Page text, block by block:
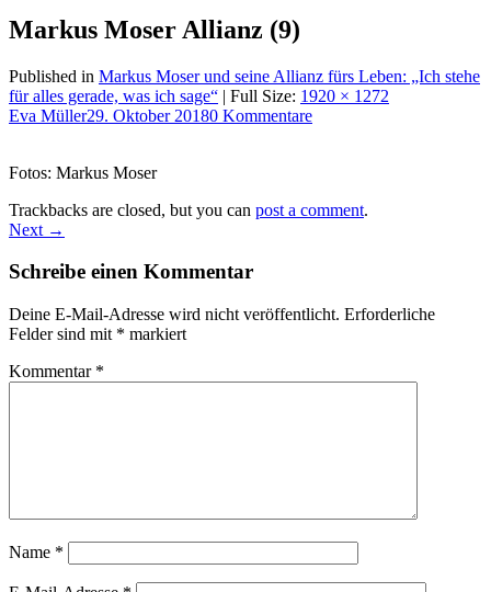
Markus Moser Allianz (9)
Published in Markus Moser und seine Allianz fürs Leben: „Ich stehe
für alles gerade, was ich sage“ | Full Size: 1920 × 1272
Eva Müller29. Oktober 20180 Kommentare
Fotos: Markus Moser
Trackbacks are closed, but you can post a comment.
Next →
Schreibe einen Kommentar
Deine E-Mail-Adresse wird nicht veröffentlicht. Erforderliche
Felder sind mit * markiert
Kommentar *
Name *